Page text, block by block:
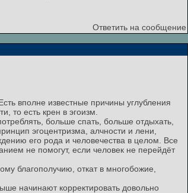
Ответить на сообщение
вполне известные причины углубления
то есть крен в эгоизм.
больше спать, больше отдыхать,
эгоцентризма, алчности и лени,
его рода и человечества в целом. Все
не помогут, если человек не перейдёт
благополучию, откат в многобожие,
начинают корректировать довольно